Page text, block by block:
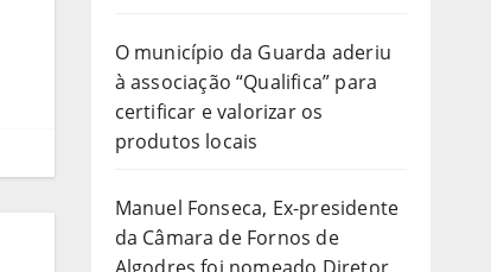
O município da Guarda aderiu
à associação “Qualifica” para
certificar e valorizar os
produtos locais
Manuel Fonseca, Ex-presidente
da Câmara de Fornos de